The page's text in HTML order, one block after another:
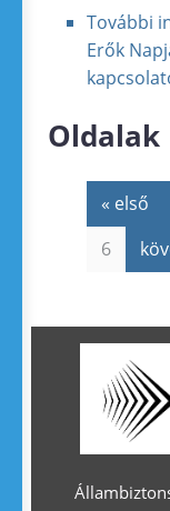
További
Erők
Oldalak
« első
6